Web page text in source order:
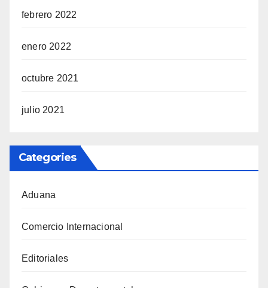
febrero 2022
enero 2022
octubre 2021
julio 2021
Categories
Aduana
Comercio Internacional
Editoriales